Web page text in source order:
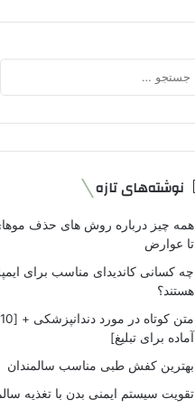
نوشته‌های تازه
همه چیز درباره روش های حذف موهای
تا عوارض
چه کسانی کاندیدای مناسب برای
هستند؟
آماده برای تبلیغ]
بهترین کفش طبی مناسب سالمندان
تقویت سیستم ایمنی بدن با تغذیه